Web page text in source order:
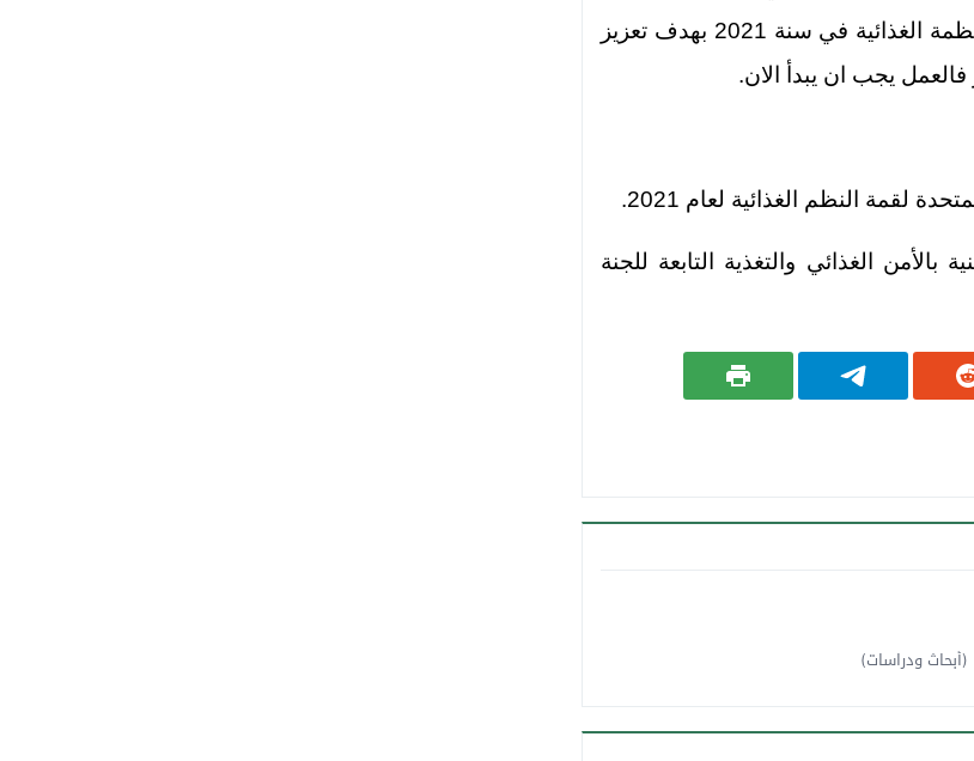
الامين العام للامم المتحدة انتونيو غوتيرس لعقة قمة الانظمة الغذائية في سنة 2021 بهدف تعزيز
فالعمل يجب ان يبدأ الان.
لقمة النظم الغذائية لعام 2021.
الغذائي والتغذية التابعة للجنة
(أبحاث ودراسات)